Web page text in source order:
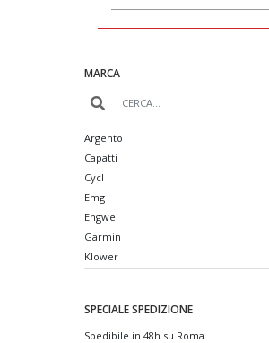
MARCA
Argento
Capatti
Cycl
Emg
Engwe
Garmin
Klower
Momodesign
Nilox
SPECIALE SPEDIZIONE
Spedibile in 48h su Roma